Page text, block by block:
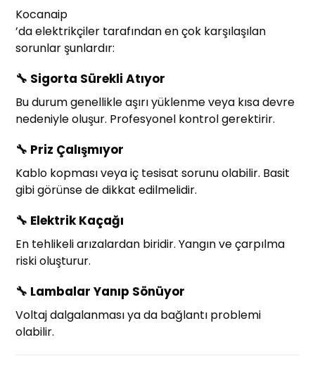
Kocanaip
’da elektrikçiler tarafından en çok karşılaşılan
sorunlar şunlardır:
🔧 Sigorta Sürekli Atıyor
Bu durum genellikle aşırı yüklenme veya kısa devre
nedeniyle oluşur. Profesyonel kontrol gerektirir.
🔧 Priz Çalışmıyor
Kablo kopması veya iç tesisat sorunu olabilir. Basit
gibi görünse de dikkat edilmelidir.
🔧 Elektrik Kaçağı
En tehlikeli arızalardan biridir. Yangın ve çarpılma
riski oluşturur.
🔧 Lambalar Yanıp Sönüyor
Voltaj dalgalanması ya da bağlantı problemi
olabilir.